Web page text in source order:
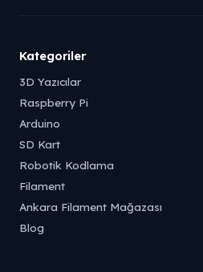
Tükendi
Kategoriler
3D Yazıcılar
Raspberry Pi
Arduino
SD Kart
Robotik Kodlama
Filament
Ankara Filament Mağazası
Blog